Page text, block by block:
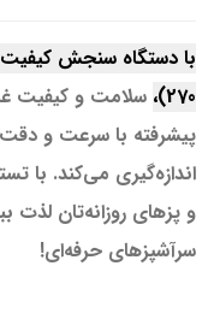
270) ، سلامت و کیفیت
پیشرفته با سرعت و دقت
و پز‌های روزانه‌تان لذت
سرآشپزهای حرفه‌ای!